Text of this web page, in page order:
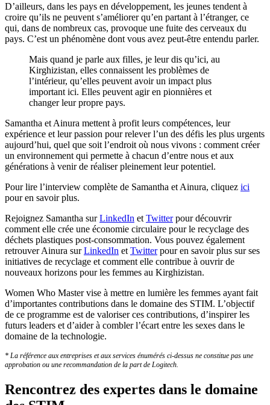
D’ailleurs, dans les pays en développement, les jeunes tendent à
croire qu’ils ne peuvent s’améliorer qu’en partant à l’étranger, ce
qui, dans de nombreux cas, provoque une fuite des cerveaux du
pays. C’est un phénomène dont vous avez peut-être entendu parler.
Mais quand je parle aux filles, je leur dis qu’ici, au
Kirghizistan, elles connaissent les problèmes de
l’intérieur, qu’elles peuvent avoir un impact plus
important ici. Elles peuvent agir en pionnières et
changer leur propre pays.
Samantha et Ainura mettent à profit leurs compétences, leur
expérience et leur passion pour relever l’un des défis les plus urgents
aujourd’hui, quel que soit l’endroit où nous vivons : comment créer
un environnement qui permette à chacun d’entre nous et aux
générations à venir de réaliser pleinement leur potentiel.
Pour lire l’interview complète de Samantha et Ainura, cliquez ici
pour en savoir plus.
Rejoignez Samantha surLinkedIn et Twitterpour découvrir
comment elle crée une économie circulaire pour le recyclage des
déchets plastiques post-consommation. Vous pouvez également
retrouver Ainura surLinkedIn et Twitterpour en savoir plus sur ses
initiatives de recyclage et comment elle contribue à ouvrir de
nouveaux horizons pour les femmes au Kirghizistan.
Women Who Master vise à mettre en lumière les femmes ayant fait
d’importantes contributions dans le domaine des STIM. L’objectif
de ce programme est de valoriser ces contributions, d’inspirer les
futurs leaders et d’aider à combler l’écart entre les sexes dans le
domaine de la technologie.
* La référence aux entreprises et aux services énumérés ci-dessus ne constitue pas une
approbation ou une recommandation de la part de Logitech.
Rencontrez des expertes dans le domaine